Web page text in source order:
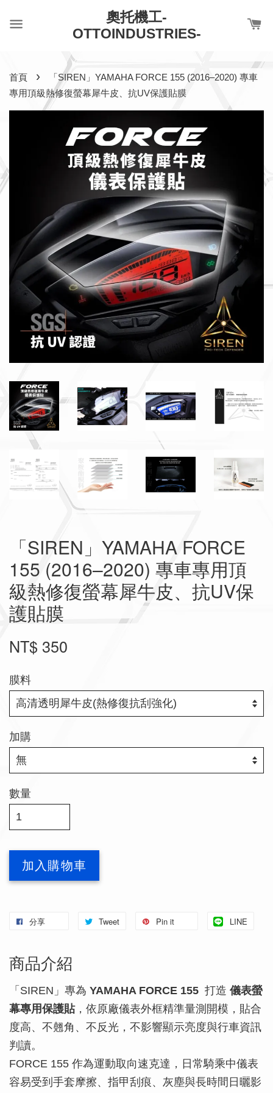
奧托機工-
OTTOINDUSTRIES-
首頁 ›
「SIREN」YAMAHA FORCE 155 (2016–2020) 專車
專用頂級熱修復螢幕犀牛皮、抗UV保護貼膜
「SIREN」YAMAHA FORCE
155 (2016–2020) 專車專用頂
級熱修復螢幕犀牛皮、抗UV保
護貼膜
NT$ 350
膜料
加購
數量
加入購物車
分享 Tweet Pin it LINE
商品介紹
「SIREN」專為 YAMAHA FORCE 155 打造 儀表螢
幕專用保護貼，依原廠儀表外框精準量測開模，貼合
度高、不翹角、不反光，不影響顯示亮度與行車資訊
判讀。
FORCE 155 作為運動取向速克達，日常騎乘中儀表
容易受到手套摩擦、指甲刮痕、灰塵與長時間日曬影